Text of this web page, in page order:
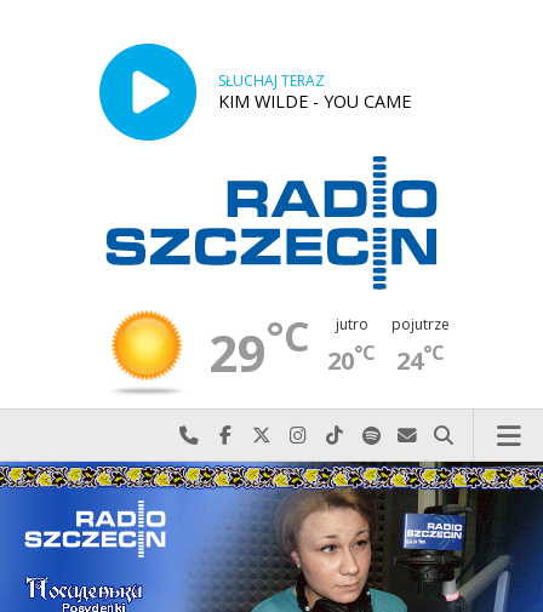
SŁUCHAJ TERAZ
KIM WILDE - YOU CAME
29°C jutro
20°C
pojutrze
24°C
Najlepiej po prostu do nas zadzwoń
Odwiedź nas na Facebook-u
Odwiedź nas na X
Odwiedź nas na Instagram-ie
Odwiedź nas na TikTok-u
Szukaj nas na Spotify
Wyślij do nas
Szukaj